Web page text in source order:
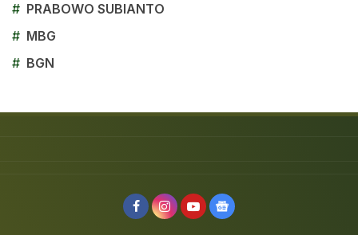
# PRABOWO SUBIANTO
# MBG
# BGN